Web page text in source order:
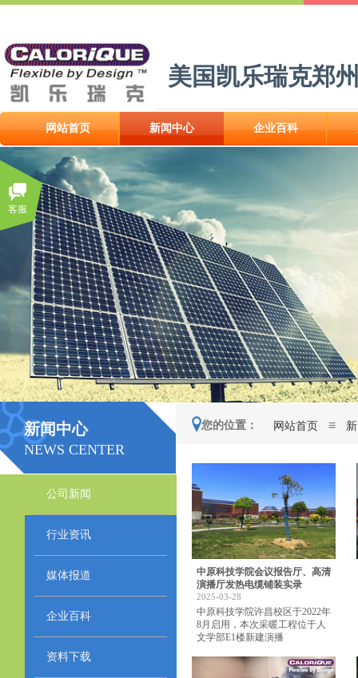
美国凯乐瑞克郑
网站首页 新闻中心 企业百科
新闻中心
NEWS CENTER
您的位置： 网站首页 ≡
中原科技学院会议报告厅、高清
演播厅发热电缆铺装实录
2025-03-28
中原科技学院许昌校区于2022年
8月启用，本次采暖工程位于人
文学部E1楼新建演播
公司新闻
行业资讯
媒体报道
企业百科
资料下载
客服